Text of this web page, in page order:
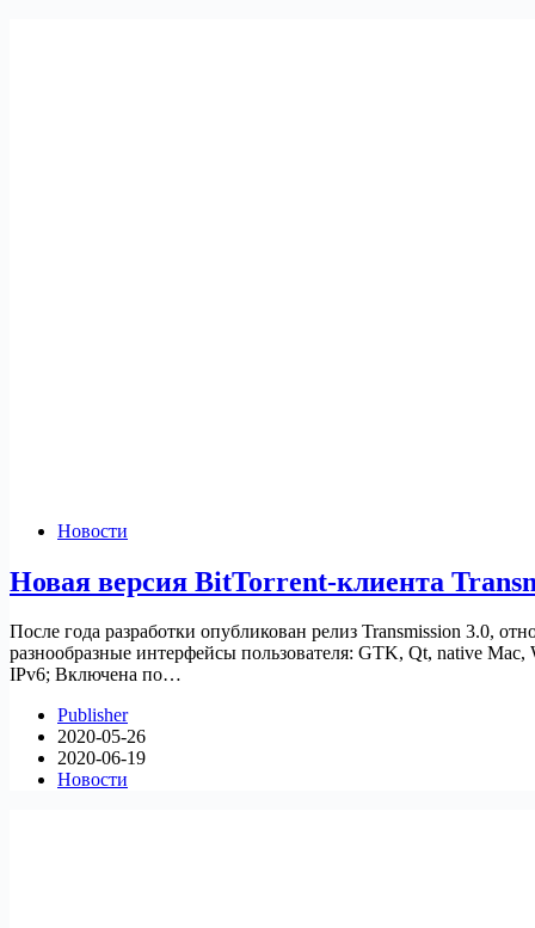
Новости
Новая версия BitTorrent-клиента
После года разработки опубликован релиз Transmission 3.0,
разнообразные интерфейсы пользователя: GTK, Qt, native
IPv6; Включена по…
Publisher
2020-05-26
2020-06-19
Новости